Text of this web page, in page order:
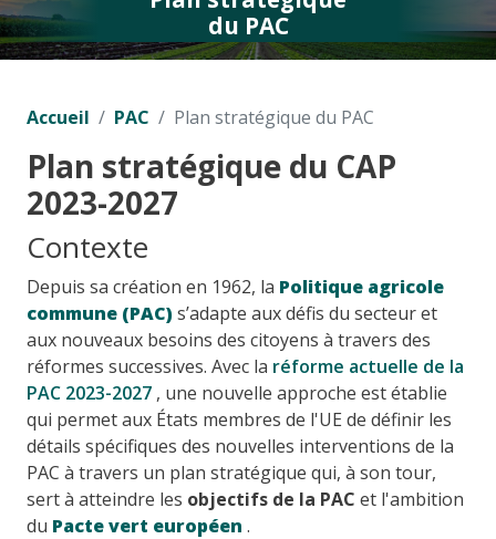
du PAC
Accueil PAC Plan stratégique du PAC
Plan stratégique du CAP
2023-2027
Contexte
Depuis sa création en 1962, la Politique agricole
commune (PAC) s’adapte aux défis du secteur et
aux nouveaux besoins des citoyens à travers des
réformes successives. Avec la réforme actuelle de la
PAC 2023-2027 , une nouvelle approche est établie
qui permet aux États membres de l'UE de définir les
détails spécifiques des nouvelles interventions de la
PAC à travers un plan stratégique qui, à son tour,
sert à atteindre les objectifs de la PAC et l'ambition
du Pacte vert européen .